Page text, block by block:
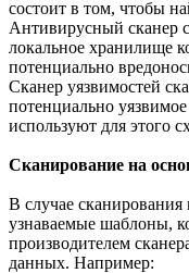
состоит в том, чтобы
Антивирусный сканер
локальное хранилище
потенциально
Сканер уязвимостей
потенциально
используют для этого
Сканирование на
В случае сканирования
узнаваемые шаблоны,
производителем
данных. Например: